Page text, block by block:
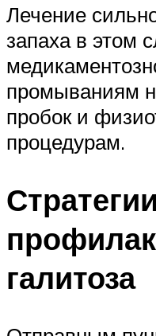
Лечение
запаха в этом
промываниям
пробок и
процедурам.
галитоза